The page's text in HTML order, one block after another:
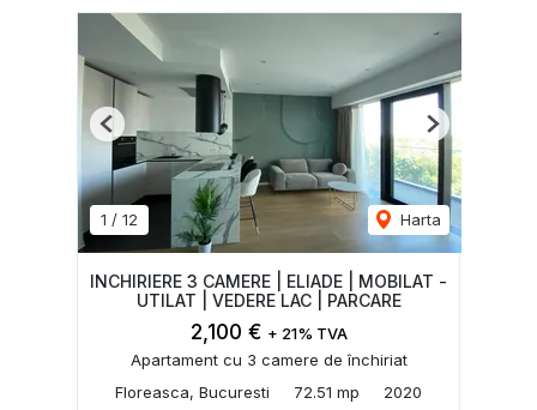
1 / 12 Harta
Previous Next
INCHIRIERE 3 CAMERE | ELIADE | MOBILAT -
UTILAT | VEDERE LAC | PARCARE
2,100 € + 21% TVA
Apartament cu 3 camere de închiriat
Floreasca, Bucuresti
72.51 mp 2020